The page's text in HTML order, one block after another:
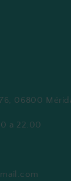
06800
a 22.00